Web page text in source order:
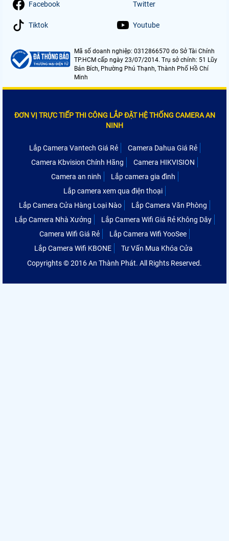
Facebook Twitter
Tiktok Youtube
Mã số doanh nghiệp: 0312866570 do Sở Tài Chính
TP.HCM cấp ngày 23/07/2014. Trụ sở chính: 51 Lũy
Bán Bích, Phường Phú Thạnh, Thành Phố Hồ Chí
Minh
ĐƠN VỊ TRỰC TIẾP THI CÔNG LẮP ĐẶT HỆ THỐNG CAMERA AN
NINH
Lắp Camera Vantech Giá Rẻ
Camera Dahua Giá Rẻ
Camera Kbvision Chính Hãng
Camera HIKVISION
Camera an ninh
Lắp camera gia đình
Lắp camera xem qua điện thoại
Lắp Camera Cửa Hàng Loại Nào
Lắp Camera Văn Phòng
Lắp Camera Nhà Xưởng
Lắp Camera Wifi Giá Rẻ Không Dây
Camera Wifi Giá Rẻ
Lắp Camera Wifi YooSee
Lắp Camera Wifi KBONE
Tư Vấn Mua Khóa Cửa
Copyrights © 2016 An Thành Phát. All Rights Reserved.